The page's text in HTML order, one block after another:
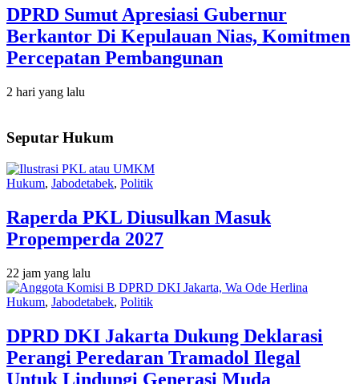
DPRD Sumut Apresiasi Gubernur
Berkantor Di Kepulauan Nias, Komitmen
Percepatan Pembangunan
2 hari yang lalu
Seputar Hukum
Hukum, Jabodetabek, Politik
Raperda PKL Diusulkan Masuk
Propemperda 2027
22 jam yang lalu
Hukum, Jabodetabek, Politik
DPRD DKI Jakarta Dukung Deklarasi
Perangi Peredaran Tramadol Ilegal
Untuk Lindungi Generasi Muda